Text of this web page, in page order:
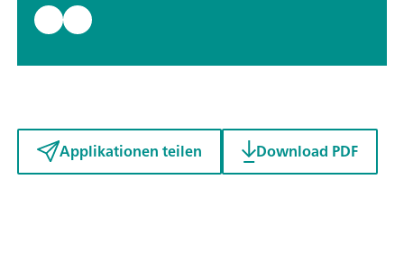
Applikationen teilen Download PDF